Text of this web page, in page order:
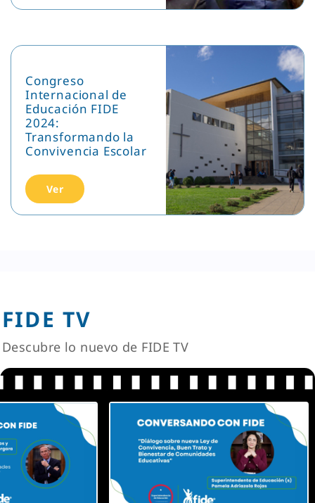
Congreso
Internacional de
Educación FIDE
2024:
Transformando la
Convivencia Escolar
Ver
FIDE TV
Descubre lo nuevo de FIDE TV